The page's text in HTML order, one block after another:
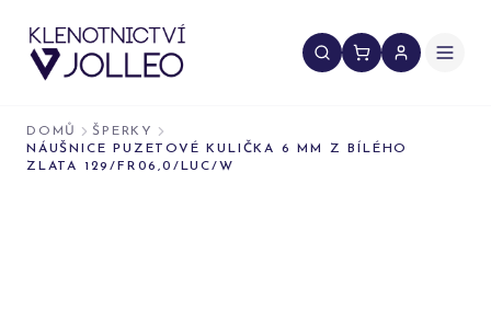
DOMŮ
ŠPERKY
NÁUŠNICE PUZETOVÉ KULIČKA 6 MM Z BÍLÉHO
ZLATA 129/FR06,0/LUC/W